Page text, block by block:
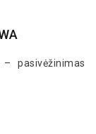
pasivėžinimas